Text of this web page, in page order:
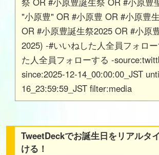
"小原豊" OR #小原豊 OR #小原豊
OR #小原豊誕生祭2025 OR #小原
2025) -#いいねした人全員フォロ
た人全員フォローする -
since:2025-12-14_00:00:00_JST
16_23:59:59_JST filter:media
TweetDeckでお誕生日をリアルタ
ける！